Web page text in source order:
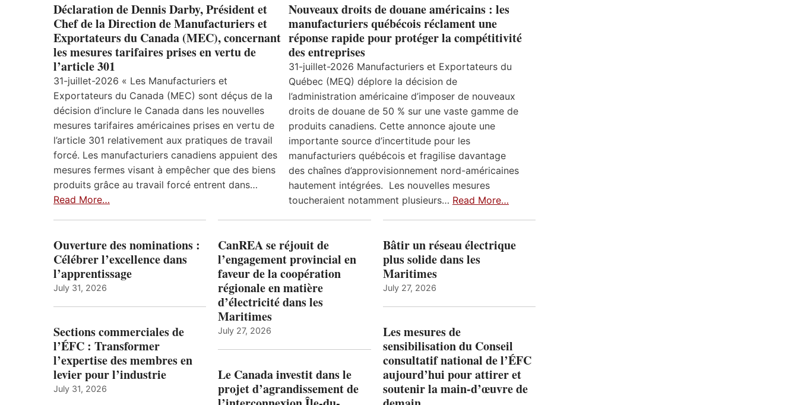
Déclaration de Dennis Darby, Président et
Chef de la Direction de Manufacturiers et
Exportateurs du Canada (MEC), concernant
les mesures tarifaires prises en vertu de
l’article 301
31-juillet-2026 « Les Manufacturiers et
Exportateurs du Canada (MEC) sont déçus de la
décision d’inclure le Canada dans les nouvelles
mesures tarifaires américaines prises en vertu de
l’article 301 relativement aux pratiques de travail
forcé. Les manufacturiers canadiens appuient des
mesures fermes visant à empêcher que des biens
produits grâce au travail forcé entrent dans…
Read More…
Nouveaux droits de douane américains : les
manufacturiers québécois réclament une
réponse rapide pour protéger la compétitivité
des entreprises
31-juillet-2026 Manufacturiers et Exportateurs du
Québec (MEQ) déplore la décision de
l’administration américaine d’imposer de nouveaux
droits de douane de 50 % sur une vaste gamme de
produits canadiens. Cette annonce ajoute une
importante source d’incertitude pour les
manufacturiers québécois et fragilise davantage
des chaînes d’approvisionnement nord-américaines
hautement intégrées. Les nouvelles mesures
toucheraient notamment plusieurs… Read More…
Ouverture des nominations :
Célébrer l’excellence dans
l’apprentissage
July 31, 2026
Sections commerciales de
l’ÉFC : Transformer
l’expertise des membres en
levier pour l’industrie
July 31, 2026
CanREA se réjouit de
l’engagement provincial en
faveur de la coopération
régionale en matière
d’électricité dans les
Maritimes
July 27, 2026
Le Canada investit dans le
projet d’agrandissement de
Bâtir un réseau électrique
plus solide dans les
Maritimes
July 27, 2026
Les mesures de
sensibilisation du Conseil
consultatif national de l’ÉFC
aujourd’hui pour attirer et
soutenir la main-d’œuvre de